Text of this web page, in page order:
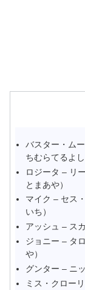
バスター・ム
ちむらてるよし
ロジータ – リ
とまあや）
マイク – セス
いち）
アッシュ – ス
ジョニー – タ
や）
グンター – ニ
ミス・クロー